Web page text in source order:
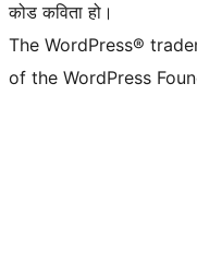
कोड कविता हो।
The WordPress®
of the WordPress